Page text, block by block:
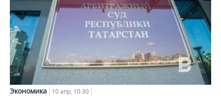
Экономика 10 апр, 10:30